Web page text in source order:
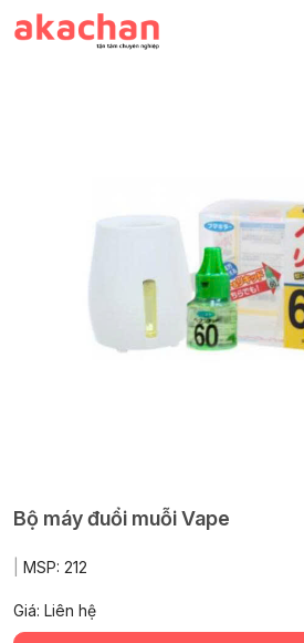
Bộ máy đuổi muỗi Vape
MSP: 212
Giá: Liên hệ